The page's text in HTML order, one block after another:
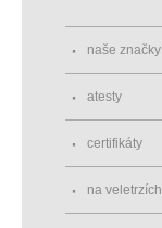
naše značky
atesty
certifikáty
na veletrzích